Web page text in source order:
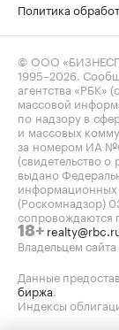
Политика
© ООО
1995–2026 .
агентства «РБК»
массовой
по надзору в
и массовых
за номером ИА
(свидетельство
выдано
информационных
(Роскомнадзор)
сопровождаются
18+
Владельцем
Данные
биржа
Индексы